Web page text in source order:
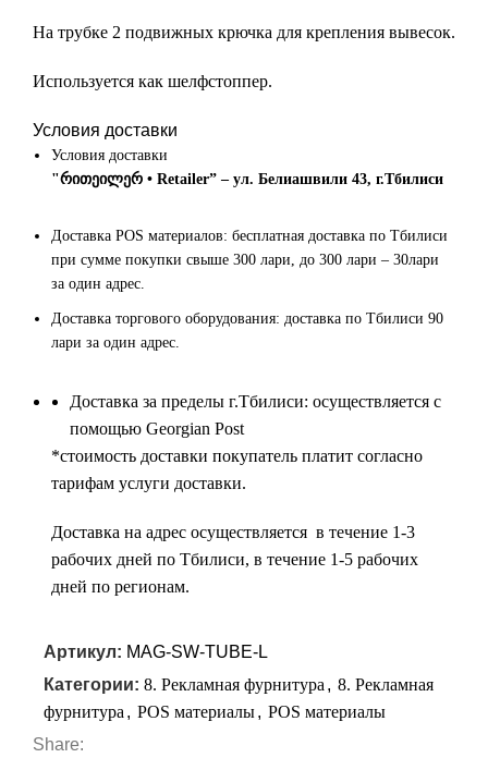
На трубке 2 подвижных крючка для крепления вывесок.
Используется как шелфстоппер.
Условия доставки
Условия доставки
"რითეილერ • Retailer” – ул. Белиашвили 43, г.Тбилиси
Доставка POS материалов: бесплатная доставка по Тбилиси
при сумме покупки свыше 300 лари, до 300 лари – 30лари
за один адрес.
Доставка торгового оборудования: доставка по Тбилиси 90
лари за один адрес.
Доставка за пределы г.Тбилиси: осуществляется с
помощью Georgian Post
*cтоимость доставки покупатель платит согласно
тарифам услуги доставки.
Доставка на адрес осуществляется в течение 1-3
рабочих дней по Тбилиси, в течение 1-5 рабочих
дней по регионам.
Артикул: MAG-SW-TUBE-L
Категории: 8. Рекламная фурнитура , 8. Рекламная
фурнитура , POS материалы, POS материалы
Share: